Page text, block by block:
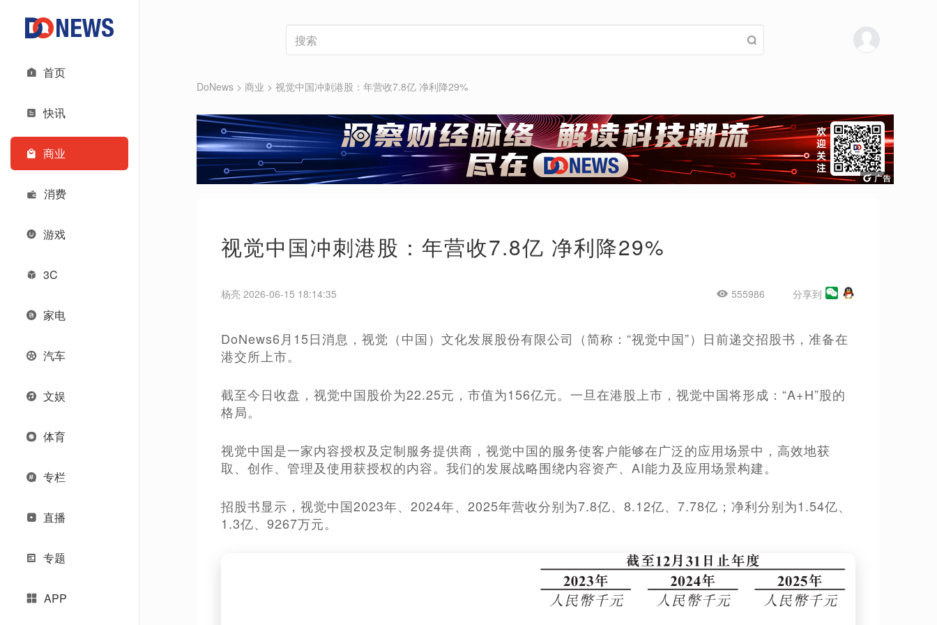
首页
快讯
商业
消费
游戏
3C
家电
汽车
文娱
体育
专栏
直播
专题
APP
DoNews > 商业 > 视觉中国冲刺港股：年营收7.8亿 净利降29%
视觉中国冲刺港股：年营收7.8亿 净利降29%
杨亮 2026-06-15 18:14:35 555986 分享到
DoNews6月15日消息，视觉（中国）文化发展股份有限公司（简称：“视觉中国”）日前递交招股书，准备在
港交所上市。
截至今日收盘，视觉中国股价为22.25元，市值为156亿元。一旦在港股上市，视觉中国将形成：“A+H”股的
格局。
视觉中国是一家内容授权及定制服务提供商，视觉中国的服务使客户能够在广泛的应用场景中，高效地获
取、创作、管理及使用获授权的内容。我们的发展战略围绕内容资产、AI能力及应用场景构建。
招股书显示，视觉中国2023年、2024年、2025年营收分别为7.8亿、8.12亿、7.78亿；净利分别为1.54亿、
1.3亿、9267万元。